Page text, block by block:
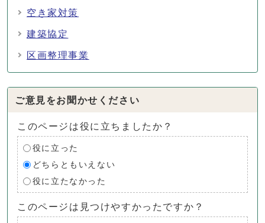
空き家対策
建築協定
区画整理事業
ご意見をお聞かせください
このページは役に立ちましたか？
役に立った
どちらともいえない
役に立たなかった
このページは見つけやすかったですか？